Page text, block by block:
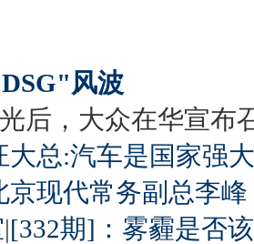
风波
后，大众在华宣布
大总:汽车是国家强
京现代常务副总李峰
|[332期]：雾霾是否